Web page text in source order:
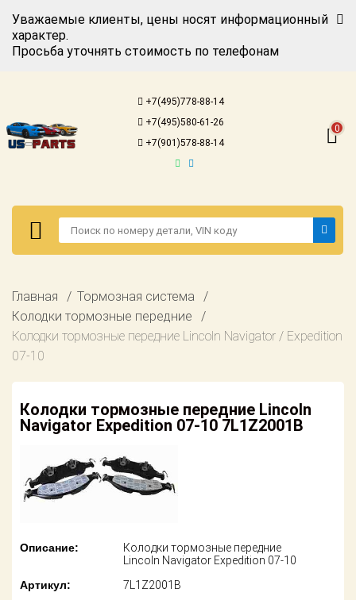
Уважаемые клиенты, цены носят информационный
характер.
Просьба уточнять стоимость по телефонам
+7(495)778-88-14
+7(495)580-61-26
+7(901)578-88-14
0
Авторизация
американских
автомобилей
запросу
техобслуживание
Доставка
Оплата
Возврат
Партнерство и
сотрудничество
Новости
Как оформить
Регистрация
Каталог для
американских
Онлайн каталоги
- любые
запчасти
Подбор по
запросу
Главная
Тормозная система
Колодки тормозные передние
Колодки тормозные передние Lincoln Navigator / Expedition
07-10
Колодки тормозные передние Lincoln
Navigator Expedition 07-10 7L1Z2001B
Описание:
Колодки тормозные передние
Lincoln Navigator Expedition 07-10
Артикул:
7L1Z2001B